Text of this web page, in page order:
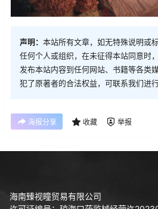
声明： 本站所有文章，如无特殊说明或
任何个人或组织，在未征得本站同意时
发布本站内容到任何网站、书籍等各类
犯了原著者的合法权益，可联系我们进行
海报分享 收藏 举报
海南臻视瞳贸易有限公司